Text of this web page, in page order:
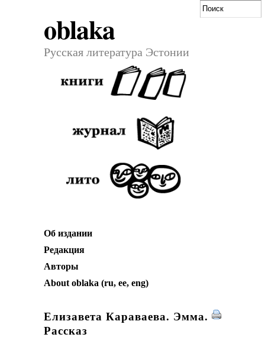
oblaka
Русская литература Эстонии
Об издании
Редакция
Авторы
About oblaka (ru, ee, eng)
Елизавета Караваева. Эмма.
Рассказ